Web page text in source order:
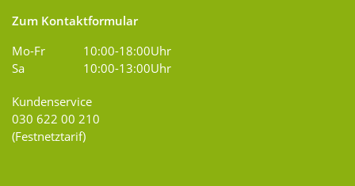
Zum Kontaktformular
Mo-Fr
10:00-18:00Uhr
Sa
10:00-13:00Uhr
Kundenservice
030 622 00 210
(Festnetztarif)